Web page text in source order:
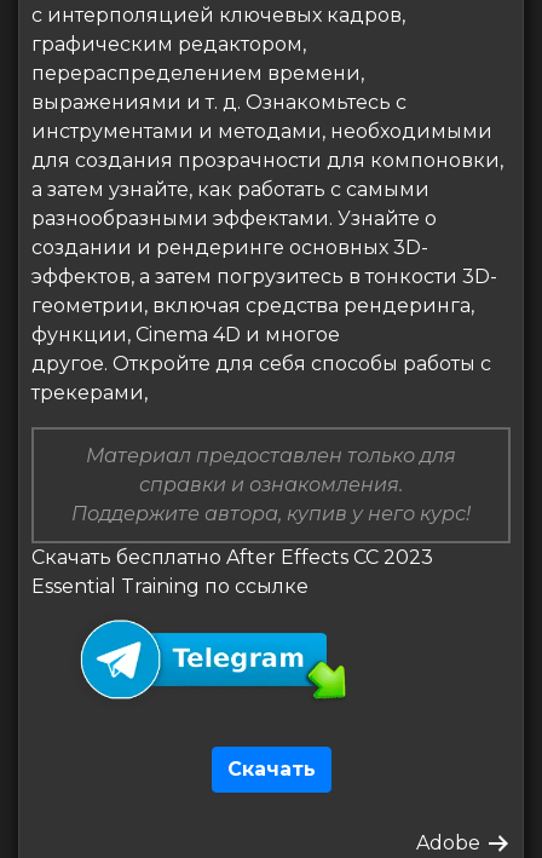
с интерполяцией ключевых кадров,
графическим редактором,
перераспределением времени,
выражениями и т. д. Ознакомьтесь с
инструментами и методами, необходимыми
для создания прозрачности для компоновки,
а затем узнайте, как работать с самыми
разнообразными эффектами. Узнайте о
создании и рендеринге основных 3D-
эффектов, а затем погрузитесь в тонкости 3D-
геометрии, включая средства рендеринга,
функции, Cinema 4D и многое
другое. Откройте для себя способы работы с
трекерами,
Материал предоставлен только для
справки и ознакомления.
Поддержите автора, купив у него курс!
Скачать бесплатно After Effects CC 2023
Essential Training по ссылке
Скачать
Следующая
Adobe